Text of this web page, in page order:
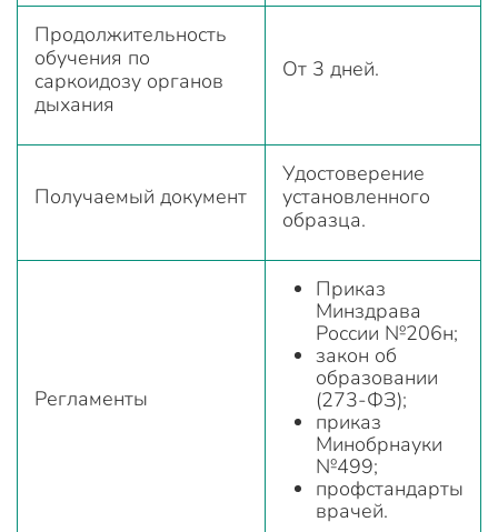
Продолжительность
обучения по
саркоидозу органов
дыхания
От 3 дней.
Получаемый документ
Удостоверение
установленного
образца.
Регламенты
Приказ
Минздрава
России №206н;
закон об
образовании
(273-ФЗ);
приказ
Минобрнауки
№499;
профстандарты
врачей.